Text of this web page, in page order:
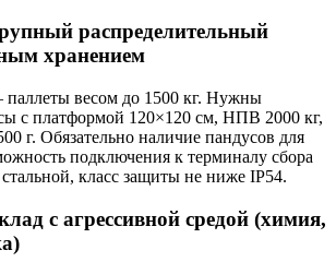
распределительный
хранением
весом до 1500 кг. Нужны
с платформой 120×120 см, НПВ 2000 кг,
г. Обязательно наличие пандусов для
подключения к терминалу сбора
класс защиты не ниже IP54.
с агрессивной средой (химия,